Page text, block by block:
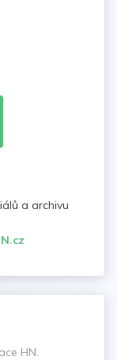
a archivu
HN.